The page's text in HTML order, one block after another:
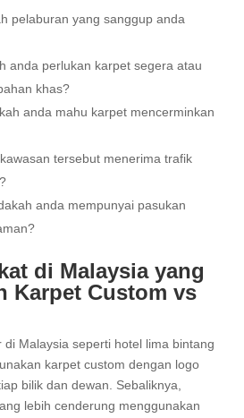
pelaburan yang sanggup anda
anda perlukan karpet segera atau
khas?
anda mahu karpet mencerminkan
tersebut menerima trafik
anda mempunyai pasukan
di Malaysia yang
Karpet Custom vs
Malaysia seperti hotel lima bintang
karpet custom dengan logo
bilik dan dewan. Sebaliknya,
lebih cenderung menggunakan